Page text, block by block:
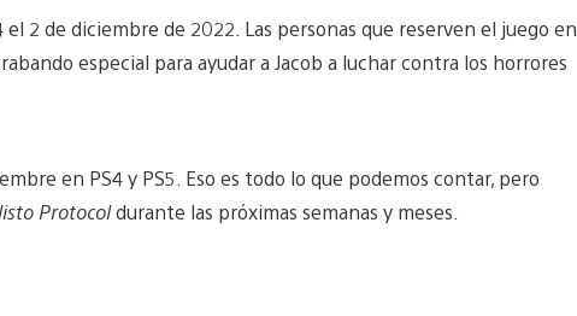
2 de diciembre de 2022. Las personas que reserven el juego en
especial para ayudar a Jacob a luchar contra los horrores
en PS4 y PS5. Eso es todo lo que podemos contar, pero
Protocoldurante las próximas semanas y meses.